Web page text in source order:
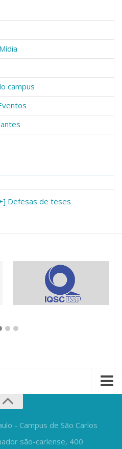
campus
Defesas de teses
- Campus de São Carlos
são-carlense, 400